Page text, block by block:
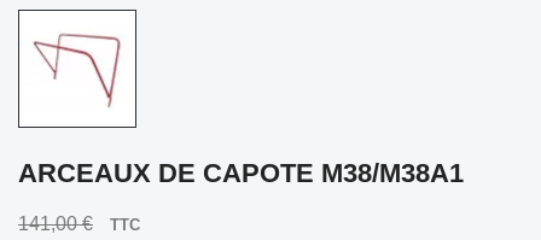
ARCEAUX DE CAPOTE M38/M38A1
141,00 € TTC